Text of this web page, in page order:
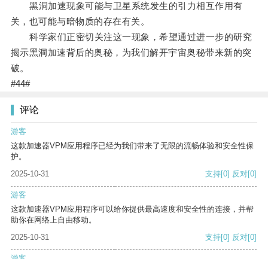
黑洞加速现象可能与卫星系统发生的引力相互作用有
关，也可能与暗物质的存在有关。
科学家们正密切关注这一现象，希望通过进一步的研究
揭示黑洞加速背后的奥秘，为我们解开宇宙奥秘带来新的突
破。
#44#
评论
游客
这款加速器VPM应用程序已经为我们带来了无限的流畅体验和安全性保
护。
2025-10-31
支持[0] 反对[0]
游客
这款加速器VPM应用程序可以给你提供最高速度和安全性的连接，并帮
助你在网络上自由移动。
2025-10-31
支持[0] 反对[0]